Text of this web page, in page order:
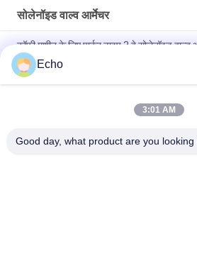
सोलेनॉइड वाल्व आर्मेचर
कॉफी मशीन के लिए पार्कर टाइप 3 वे सोलेनॉइड वाल्व
हेनी पेनी सोलेनॉइड वाल्व आर्मेचर 18721 18724
29547
2 वे सोलेनॉइड वाल्व आर्मेचर ट्यूब 2V025-06
Echo
3:01 AM
Good day, what product are you looking